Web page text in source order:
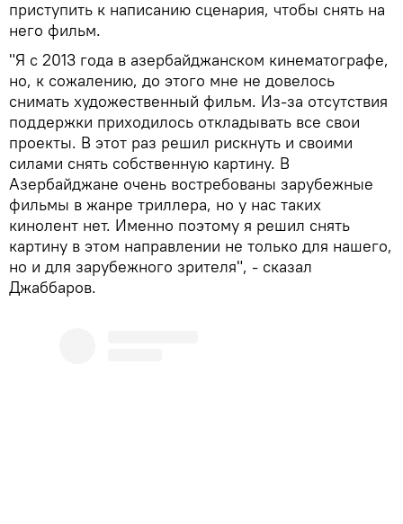
приступить к написанию сценария, чтобы снять на
него фильм.
"Я с 2013 года в азербайджанском кинематографе,
но, к сожалению, до этого мне не довелось
снимать художественный фильм. Из-за отсутствия
поддержки приходилось откладывать все свои
проекты. В этот раз решил рискнуть и своими
силами снять собственную картину. В
Азербайджане очень востребованы зарубежные
фильмы в жанре триллера, но у нас таких
кинолент нет. Именно поэтому я решил снять
картину в этом направлении не только для нашего,
но и для зарубежного зрителя", - сказал
Джаббаров.